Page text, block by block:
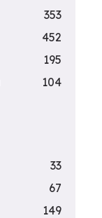
353
452
195
104
33
67
149